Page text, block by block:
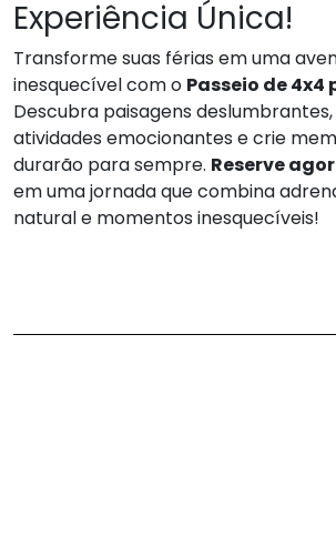
Experiência Única!
Transforme suas férias em uma
inesquecível com o Passeio de 4x4
Descubra paisagens
atividades emocionantes e crie
durarão para sempre. Reserve
em uma jornada que combina
natural e momentos inesquecíveis!